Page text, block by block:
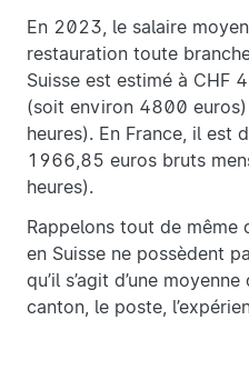
En 2023, le salaire
restauration toute
Suisse est estimé à CHF
(soit environ 4800
heures). En France, il est
1966,85 euros bruts
heures).
Rappelons tout de
en Suisse ne possèdent
qu’il s’agit d’une
canton, le poste,